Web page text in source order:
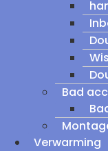
Bad
Verwarming